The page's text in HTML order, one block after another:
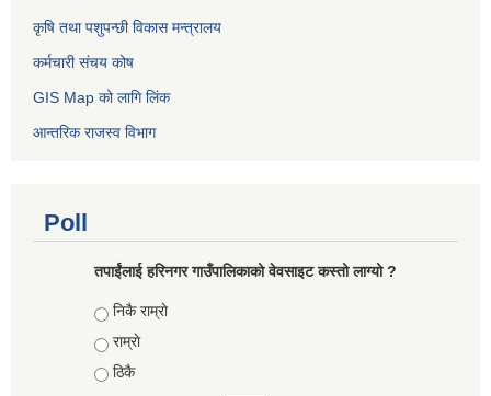
कृषि तथा पशुपन्छी विकास मन्त्रालय
कर्मचारी संचय कोष
GIS Map को लागि लिंक
आन्तरिक राजस्व विभाग
Poll
तपाईंलाई हरिनगर गाउँपालिकाको वेवसाइट कस्तो लाग्यो ?
Choices
निकै राम्राे
राम्राे
ठिकै